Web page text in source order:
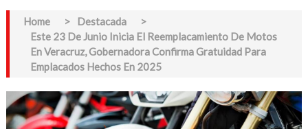
Home > Destacada
>
Este 23 De Junio Inicia El Reemplacamiento De Motos
En Veracruz, Gobernadora Confirma Gratuidad Para
Emplacados Hechos En 2025